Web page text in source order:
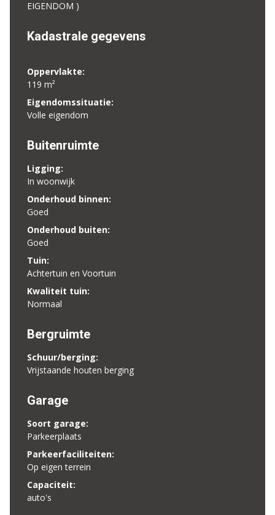
EIGENDOM )
Kadastrale gegevens
Oppervlakte:
119 m²
Eigendomssituatie:
Volle eigendom
Buitenruimte
Ligging:
In woonwijk
Onderhoud binnen:
Goed
Onderhoud buiten:
Goed
Tuin:
Achtertuin en Voortuin
Kwaliteit tuin:
Normaal
Bergruimte
Schuur/berging:
Vrijstaande houten berging
Garage
Soort garage:
Parkeerplaats
Parkeerfaciliteiten:
Op eigen terrein
Capaciteit:
auto's